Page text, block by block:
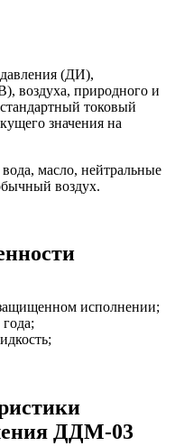
(ДИ),
воздуха, природного и
токовый
значения на
масло, нейтральные
воздух.
исполнении;
ДДМ-03